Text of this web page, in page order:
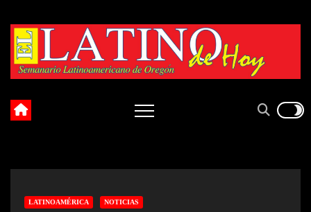
content
LATINOAMÉRICA NOTICIAS